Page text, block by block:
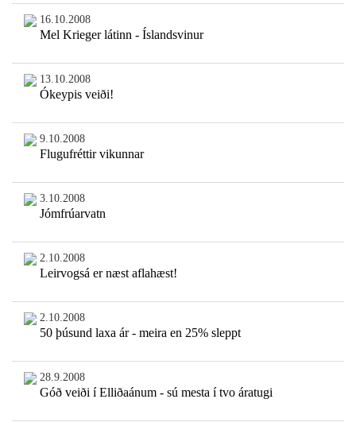
16.10.2008
Mel Krieger látinn - Íslandsvinur
13.10.2008
Ókeypis veiði!
9.10.2008
Flugufréttir vikunnar
3.10.2008
Jómfrúarvatn
2.10.2008
Leirvogsá er næst aflahæst!
2.10.2008
50 þúsund laxa ár - meira en 25% sleppt
28.9.2008
Góð veiði í Elliðaánum - sú mesta í tvo áratugi